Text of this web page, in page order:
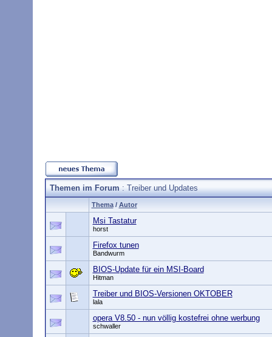
Themen im Forum: Treiber und Updates
Thema/ Autor
Msi Tastatur
horst
Firefox tunen
Bandwurm
BIOS-Update für ein MSI-Board
Hitman
Treiber und BIOS-Versionen OKTOBER
lala
opera V8.50 - nun völlig kostefrei ohne werbung
schwaller